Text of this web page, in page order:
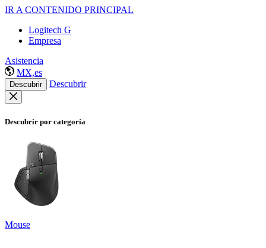
IR A CONTENIDO PRINCIPAL
Logitech G
Empresa
Asistencia
MX,es
Descubrir Descubrir
Descubrir por categoría
Mouse